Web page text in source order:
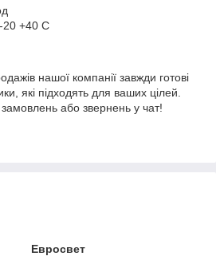
+40 C
нашої компанії завжди готові
які підходять для ваших цілей.
або звернень у чат!
Евросвет